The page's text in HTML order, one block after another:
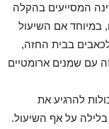
המסייעים בהקלה
במיוחד אם השיעול
בבית החזה,
עם שמנים ארומטיים
להרגיע את
בלילה על אף השיעול.